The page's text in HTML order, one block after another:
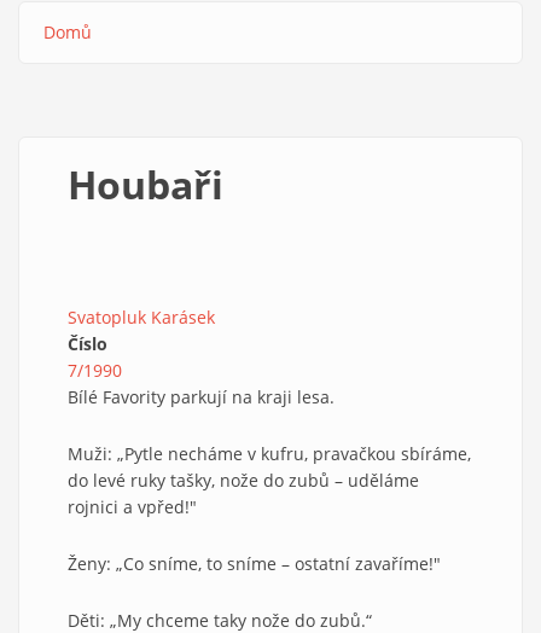
Domů
Houbaři
Svatopluk Karásek
Číslo
7/1990
Bílé Favority parkují na kraji lesa.
Muži: „Pytle necháme v kufru, pravačkou sbíráme,
do levé ruky tašky, nože do zubů – uděláme
rojnici a vpřed!"
Ženy: „Co sníme, to sníme – ostatní zavaříme!"
Děti: „My chceme taky nože do zubů.“